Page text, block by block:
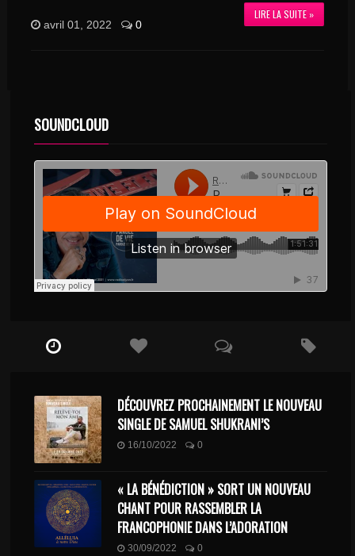
LIRE LA SUITE »
avril 01, 2022 0
SOUNDCLOUD
DÉCOUVREZ PROCHAINEMENT LE NOUVEAU
SINGLE DE SAMUEL SHUKRANI’S
16/10/2022 0
« LA BÉNÉDICTION » SORT UN NOUVEAU
CHANT POUR RASSEMBLER LA
FRANCOPHONIE DANS L’ADORATION
30/09/2022 0